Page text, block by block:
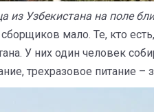
из Узбекистана на поле
мало. Те, кто
У них один человек
трехразовое питание –